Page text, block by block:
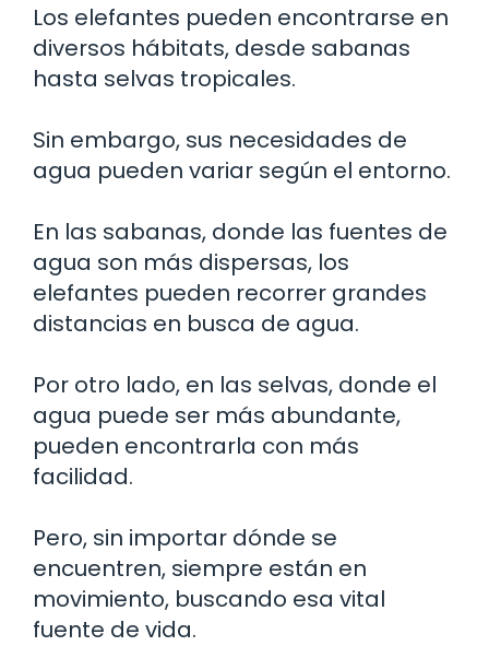
Los elefantes pueden encontrarse en
diversos hábitats, desde sabanas
hasta selvas tropicales.
Sin embargo, sus necesidades de
agua pueden variar según el entorno.
En las sabanas, donde las fuentes de
agua son más dispersas, los
elefantes pueden recorrer grandes
distancias en busca de agua.
Por otro lado, en las selvas, donde el
agua puede ser más abundante,
pueden encontrarla con más
facilidad.
Pero, sin importar dónde se
encuentren, siempre están en
movimiento, buscando esa vital
fuente de vida.